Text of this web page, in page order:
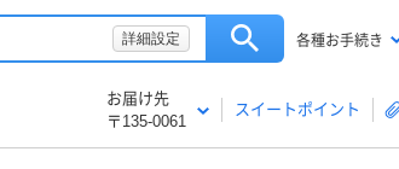
詳細設定 各種お手続き
お届け先
〒135-0061
スイートポイント